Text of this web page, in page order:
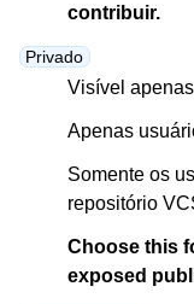
contribuir.
Privado
Visível
Apenas
Somente os
repositório
Choose this
exposed